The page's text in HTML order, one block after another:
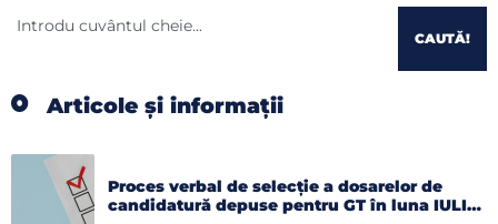
CAUTĂ!
Articole și informații
Proces verbal de selecție a dosarelor de
candidatură depuse pentru GT în luna IULIE